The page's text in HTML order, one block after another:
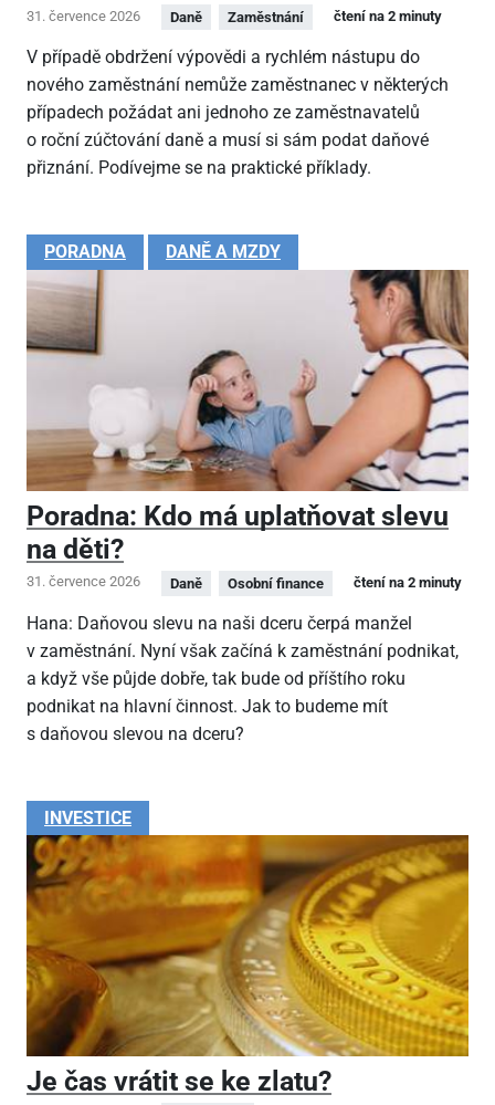
31. července 2026 Daně Zaměstnání čtení na 2 minuty
V případě obdržení výpovědi a rychlém nástupu do
nového zaměstnání nemůže zaměstnanec v některých
případech požádat ani jednoho ze zaměstnavatelů
o roční zúčtování daně a musí si sám podat daňové
přiznání. Podívejme se na praktické příklady.
PORADNA DANĚ A MZDY
Poradna: Kdo má uplatňovat slevu
na děti?
31. července 2026 Daně Osobní finance čtení na 2 minuty
Hana: Daňovou slevu na naši dceru čerpá manžel
v zaměstnání. Nyní však začíná k zaměstnání podnikat,
a když vše půjde dobře, tak bude od příštího roku
podnikat na hlavní činnost. Jak to budeme mít
s daňovou slevou na dceru?
INVESTICE
Je čas vrátit se ke zlatu?